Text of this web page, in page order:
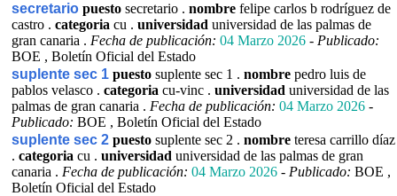
secretario puesto secretario . nombre felipe carlos b rodríguez de
castro . categoria cu . universidad universidad de las palmas de
gran canaria . Fecha de publicación: 04 Marzo 2026 - Publicado:
BOE , Boletín Oficial del Estado
suplente sec 1 puesto suplente sec 1 . nombre pedro luis de
pablos velasco . categoria cu-vinc . universidad universidad de las
palmas de gran canaria . Fecha de publicación: 04 Marzo 2026 -
Publicado: BOE , Boletín Oficial del Estado
suplente sec 2 puesto suplente sec 2 . nombre teresa carrillo díaz
. categoria cu . universidad universidad de las palmas de gran
canaria . Fecha de publicación: 04 Marzo 2026 - Publicado: BOE ,
Boletín Oficial del Estado